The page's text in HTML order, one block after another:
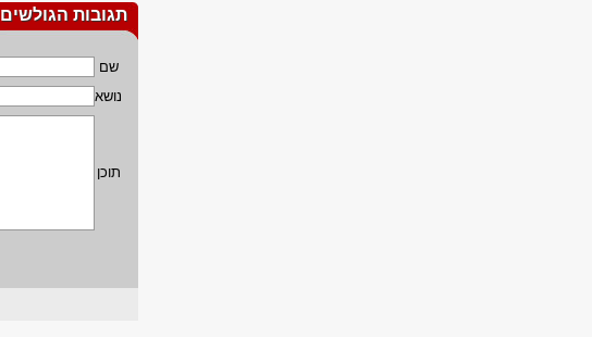
תגובות הגולשים
שם
נושא
תוכן